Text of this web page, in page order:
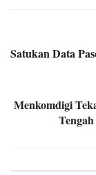
Satukan Data
Menkomdigi